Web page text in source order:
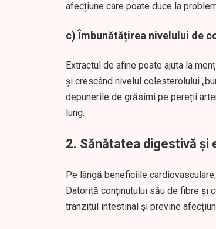
afecțiune care poate duce la
c) Îmbunătățirea nivelului de
Extractul de afine poate ajuta la
și crescând nivelul colesterolului
depunerile de grăsimi pe pereții
lung.
2. Sănătatea digestivă și
Pe lângă beneficiile
Datorită conținutului său de fibre și
tranzitul intestinal și previne